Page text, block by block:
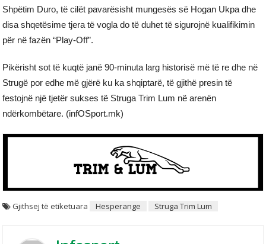
Shpëtim Duro, të cilët pavarësisht mungesës së Hogan Ukpa dhe
disa shqetësime tjera të vogla do të duhet të sigurojnë kualifikimin
për në fazën “Play-Off”.
Pikërisht sot të kuqtë janë 90-minuta larg historisë më të re dhe në
Strugë por edhe më gjërë ku ka shqiptarë, të gjithë presin të
festojnë një tjetër sukses të Struga Trim Lum në arenën
ndërkombëtare. (infOSport.mk)
Gjithsej të etiketuara Hesperange Struga Trim Lum